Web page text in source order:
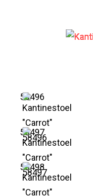
58496
58497
58498